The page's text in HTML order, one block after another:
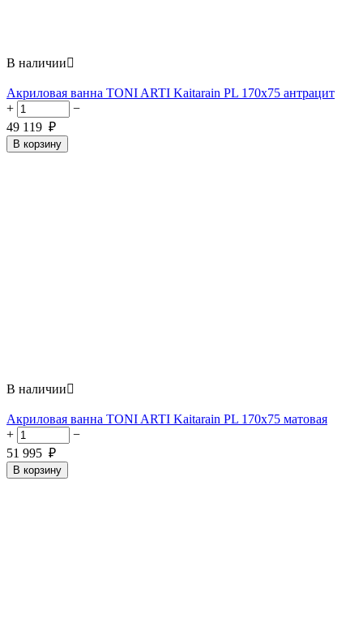
В наличии
Акриловая ванна TONI ARTI Kaitarain PL 170x75 антрацит
+
−
49 119 ₽
В корзину
В наличии
Акриловая ванна TONI ARTI Kaitarain PL 170x75 матовая
+
−
51 995 ₽
В корзину